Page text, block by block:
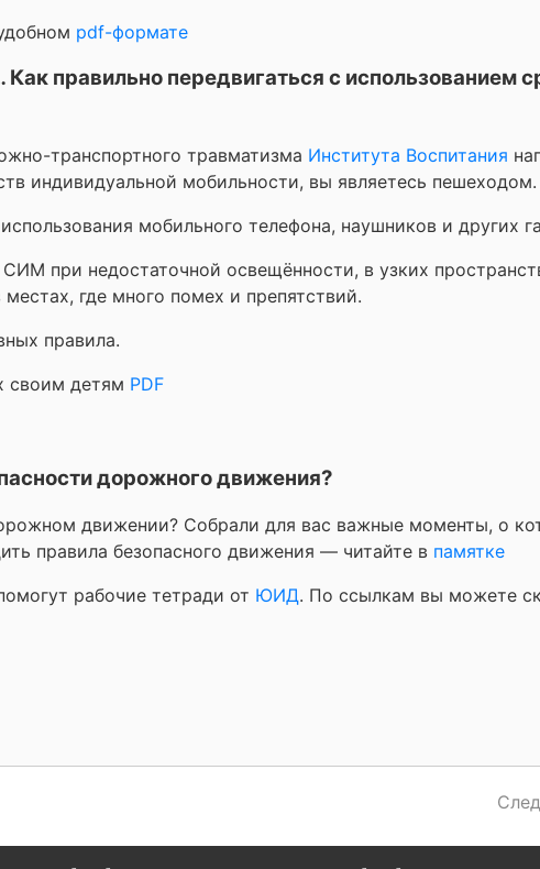
pdf-формате
правильно передвигаться с использованием
транспортного травматизма Института Воспитания
индивидуальной мобильности, вы являетесь пешеходом.
мобильного телефона, наушников и других
при недостаточной освещённости, в узких
где много помех и препятствий.
правила.
своим детям PDF
дорожного движения?
движении? Собрали для вас важные моменты, о
правила безопасного движения — читайте в памятке
рабочие тетради от ЮИД. По ссылкам вы можете